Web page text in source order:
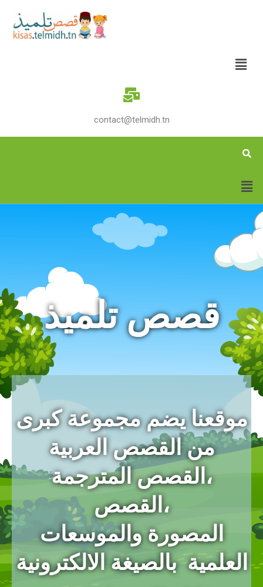
contact@telmidh.tn
قصص تلميذ
موقعنا يضم مجموعة كبرى
من القصص العربية
،القصص المترجمة
،القصص
المصورةوالموسعات
العلمية بالصيغة الالكترونية